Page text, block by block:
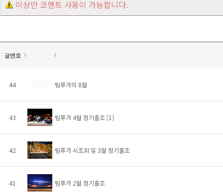
이상만 코멘트 사용이 가능합니다.
글번호
44 팀푸가의 8월
43 팀푸가 4월 정기출조 [1]
42 팀푸가 시조회 및 3월 정기출조
41 팀푸가 2월 정기출조